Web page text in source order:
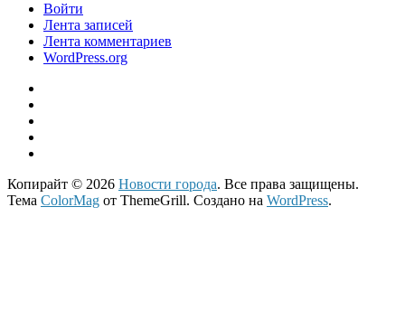
Войти
Лента записей
Лента комментариев
WordPress.org
Копирайт © 2026 Новости города. Все права защищены.
Тема ColorMag от ThemeGrill. Создано на WordPress.